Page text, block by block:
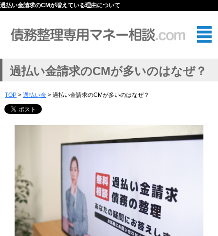
過払い金請求のCMが増えている理由について
過払い金請求のCMが多いのはなぜ？
TOP > 過払い金 > 過払い金請求のCMが多いのはなぜ？